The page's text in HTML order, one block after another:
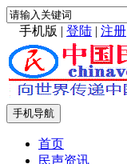
手机版 | 登陆 | 注册
手机导航
首页
民声资讯